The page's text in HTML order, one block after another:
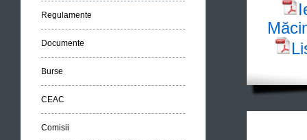
Regulamente
Documente
Burse
CEAC
Comisii